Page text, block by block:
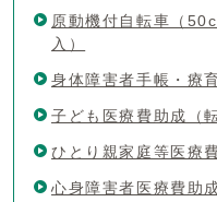
原動機付自転車（
入）
身体障害者手帳・療
子ども医療費助成（
ひとり親家庭等医療
心身障害者医療費助